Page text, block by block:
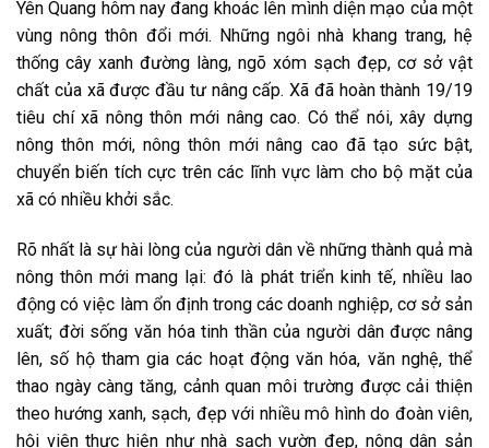
Yên Quang hôm nay đang khoác lên mình diện mạo của một
vùng nông thôn đổi mới. Những ngôi nhà khang trang, hệ
thống cây xanh đường làng, ngõ xóm sạch đẹp, cơ sở vật
chất của xã được đầu tư nâng cấp. Xã đã hoàn thành 19/19
tiêu chí xã nông thôn mới nâng cao. Có thể nói, xây dựng
nông thôn mới, nông thôn mới nâng cao đã tạo sức bật,
chuyển biến tích cực trên các lĩnh vực làm cho bộ mặt của
xã có nhiều khởi sắc.
Rõ nhất là sự hài lòng của người dân về những thành quả mà
nông thôn mới mang lại: đó là phát triển kinh tế, nhiều lao
động có việc làm ổn định trong các doanh nghiệp, cơ sở sản
xuất; đời sống văn hóa tinh thần của người dân được nâng
lên, số hộ tham gia các hoạt động văn hóa, văn nghệ, thể
thao ngày càng tăng, cảnh quan môi trường được cải thiện
theo hướng xanh, sạch, đẹp với nhiều mô hình do đoàn viên,
hội viên thực hiện như nhà sạch vườn đẹp, nông dân sản